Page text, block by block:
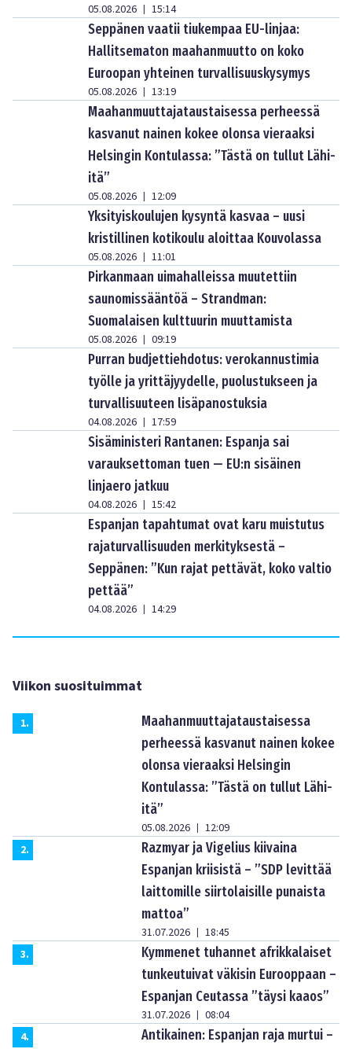
05.08.2026 | 15:14
Seppänen vaatii tiukempaa EU-linjaa:
Hallitsematon maahanmuutto on koko
Euroopan yhteinen turvallisuuskysymys
05.08.2026 | 13:19
Maahanmuuttajataustaisessa perheessä
kasvanut nainen kokee olonsa vieraaksi
Helsingin Kontulassa: ”Tästä on tullut Lähi-
itä”
05.08.2026 | 12:09
Yksityiskoulujen kysyntä kasvaa – uusi
kristillinen kotikoulu aloittaa Kouvolassa
05.08.2026 | 11:01
Pirkanmaan uimahalleissa muutettiin
saunomissääntöä – Strandman:
Suomalaisen kulttuurin muuttamista
05.08.2026 | 09:19
Purran budjettiehdotus: verokannustimia
työlle ja yrittäjyydelle, puolustukseen ja
turvallisuuteen lisäpanostuksia
04.08.2026 | 17:59
Sisäministeri Rantanen: Espanja sai
varauksettoman tuen — EU:n sisäinen
linjaero jatkuu
04.08.2026 | 15:42
Espanjan tapahtumat ovat karu muistutus
rajaturvallisuuden merkityksestä –
Seppänen: ”Kun rajat pettävät, koko valtio
pettää”
04.08.2026 | 14:29
Viikon suosituimmat
1.
Maahanmuuttajataustaisessa
perheessä kasvanut nainen kokee
olonsa vieraaksi Helsingin
Kontulassa: ”Tästä on tullut Lähi-
itä”
05.08.2026 | 12:09
2.
Razmyar ja Vigelius kiivaina
Espanjan kriisistä – ”SDP levittää
laittomille siirtolaisille punaista
mattoa”
31.07.2026 | 18:45
3.
Kymmenet tuhannet afrikkalaiset
tunkeutuivat väkisin Eurooppaan –
Espanjan Ceutassa ”täysi kaaos”
31.07.2026 | 08:04
4.
Antikainen: Espanjan raja murtui –